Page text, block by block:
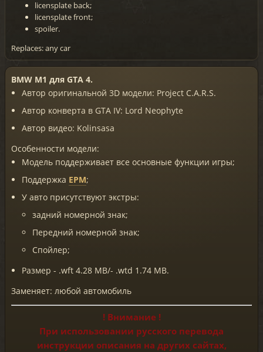
licensplate back;
licensplate front;
spoiler.
Replaces: any car
BMW M1 для GTA 4.
Автор оригинальной 3D модели: Project C.A.R.S.
Автор конверта в GTA IV: Lord Neophyte
Автор видео: Kolinsasa
Особенности модели:
Модель поддерживает все основные функции игры;
Поддержка EPM;
У авто присутствуют экстры:
задний номерной знак;
Передний номерной знак;
Спойлер;
Размер - .wft 4.28 MB/- .wtd 1.74 MB.
Заменяет: любой автомобиль
! Внимание !
При использовании русского перевода
инструкции описания на других сайтах,